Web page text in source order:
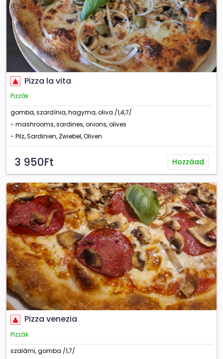
Pizza la vita
Pizzák
gomba, szardínia, hagyma, oliva /1,4,7/
- mashrooms, sardines, onions, olives
- Pilz, Sardinien, Zwiebel, Oliven
3 950Ft Hozzáad
Pizza venezia
Pizzák
szalámi, gomba /1,7/